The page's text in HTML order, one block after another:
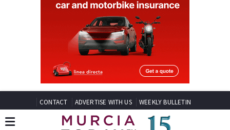
CONTACT ADVERTISE WITH US WEEKLY BULLETIN